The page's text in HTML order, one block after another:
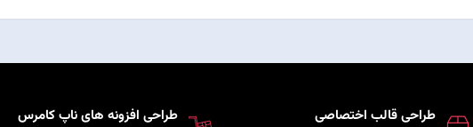
طراحی قالب اختصاصی طراحی افزونه های ناپ کامرس